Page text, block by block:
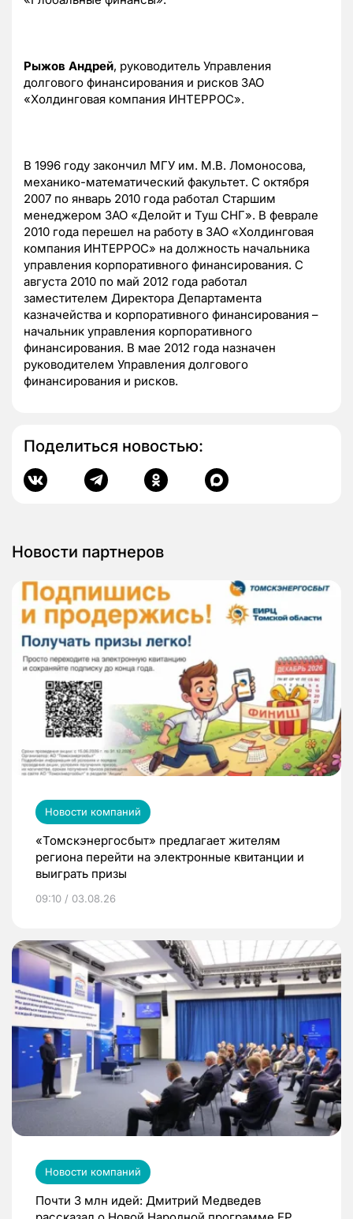
Рыжов Андрей, руководитель Управления
долгового финансирования и рисков ЗАО
«Холдинговая компания ИНТЕРРОС».
В 1996 году закончил МГУ им. М.В. Ломоносова,
механико-математический факультет. С октября
2007 по январь 2010 года работал Старшим
менеджером ЗАО «Делойт и Туш СНГ». В феврале
2010 года перешел на работу в ЗАО «Холдинговая
компания ИНТЕРРОС» на должность начальника
управления корпоративного финансирования. С
августа 2010 по май 2012 года работал
заместителем Директора Департамента
казначейства и корпоративного финансирования –
начальник управления корпоративного
финансирования. В мае 2012 года назначен
руководителем Управления долгового
финансирования и рисков.
Поделиться новостью:
Новости партнеров
Новости компаний
«Томскэнергосбыт» предлагает жителям
региона перейти на электронные квитанции и
выиграть призы
09:10 / 03.08.26
Новости компаний
Почти 3 млн идей: Дмитрий Медведев